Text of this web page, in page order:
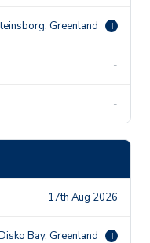
Greenland i
-
-
17th Aug 2026
Bay, Greenland i